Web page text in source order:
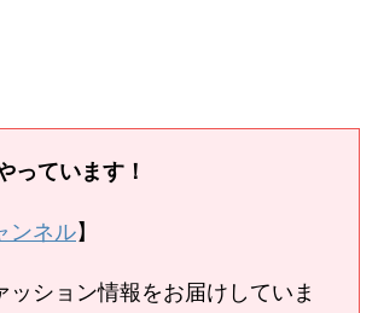
っています！
ンネル】
ッション情報をお届けしていま